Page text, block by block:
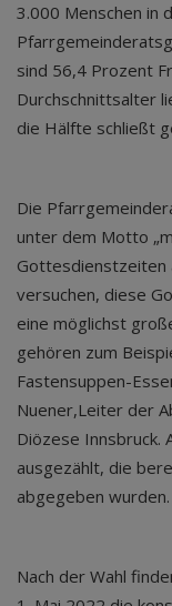
3.000 Menschen in
sind 56,4 Prozent
Durchschnittsalter
die Hälfte schließt
Die
unter dem Motto
Gottesdienstzeiten
versuchen, diese
eine möglichst
gehören zum
Fastensuppen-
Nuener,Leiter der
Diözese Innsbruck.
ausgezählt, die
abgegeben wurden.
Nach der Wahl